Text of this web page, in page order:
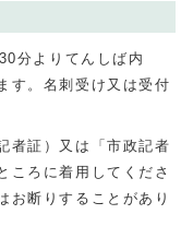
分よりてんしば内
す。名刺受け又は受付
者証）又は「市政記者
ころに着用してくださ
お断りすることがあり